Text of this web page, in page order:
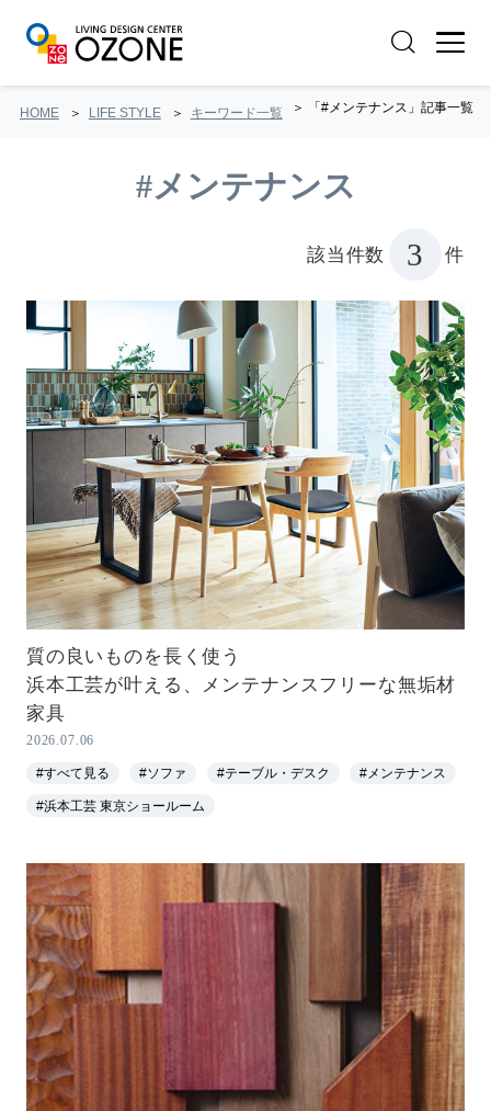
HOME LIFE STYLE キーワード一覧 「#メンテナンス」記事一覧
#メンテナンス
該当件数 3 件
質の良いものを長く使う
浜本工芸が叶える、メンテナンスフリーな無垢材
家具
2026.07.06
#すべて見る #ソファ #テーブル・デスク #メンテナンス
#浜本工芸 東京ショールーム